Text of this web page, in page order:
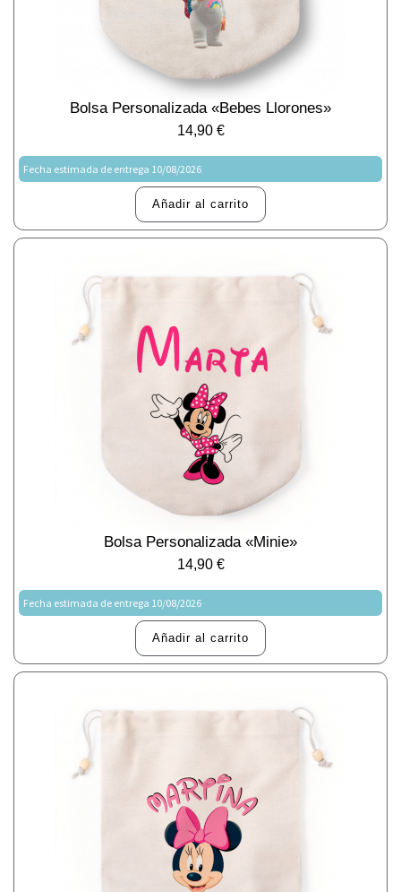
Bolsa Personalizada «Bebes Llorones»
14,90 €
Fecha estimada de entrega 10/08/2026
Añadir al carrito
Bolsa Personalizada «Minie»
14,90 €
Fecha estimada de entrega 10/08/2026
Añadir al carrito